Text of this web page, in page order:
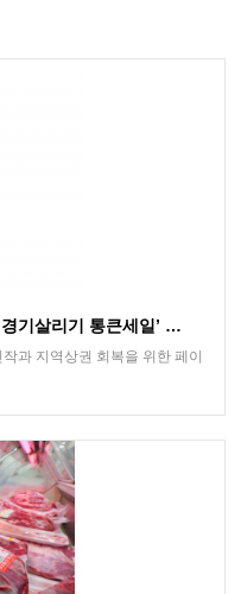
기살리기 통큰세일’ …
과 지역상권 회복을 위한 페이